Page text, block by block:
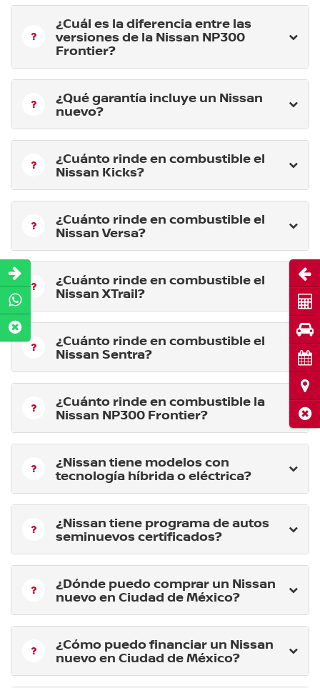
¿Cuál es la diferencia entre las
versiones de la Nissan NP300
Frontier?
¿Qué garantía incluye un Nissan
nuevo?
¿Cuánto rinde en combustible el
Nissan Kicks?
¿Cuánto rinde en combustible el
Nissan Versa?
¿Cuánto rinde en combustible el
Nissan XTrail?
¿Cuánto rinde en combustible el
Nissan Sentra?
¿Cuánto rinde en combustible la
Nissan NP300 Frontier?
¿Nissan tiene modelos con
tecnología híbrida o eléctrica?
¿Nissan tiene programa de autos
seminuevos certificados?
¿Dónde puedo comprar un Nissan
nuevo en Ciudad de México?
¿Cómo puedo financiar un Nissan
nuevo en Ciudad de México?